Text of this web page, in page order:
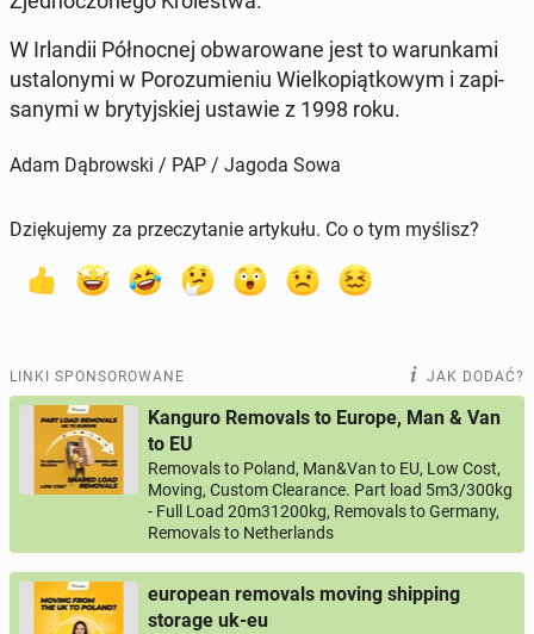
W Ir­lan­dii Pół­noc­nej ob­wa­ro­wa­ne jest to wa­run­ka­mi
usta­lo­ny­mi w Po­ro­zu­mie­niu Wiel­ko­piąt­ko­wym i za­pi­
sa­ny­mi w bry­tyj­skiej ustawie z 1998 roku.
Adam Dąbrowski / PAP / Jagoda Sowa
Dziękujemy za przeczytanie artykułu. Co o tym myślisz?
LINKI SPONSOROWANE JAK DODAĆ?
Kanguro Removals to Europe, Man & Van
to EU
Removals to Poland, Man&Van to EU, Low Cost,
Moving, Custom Clearance. Part load 5m3/300kg
- Full Load 20m31200kg, Removals to Germany,
Removals to Netherlands
european removals moving shipping
storage uk-eu